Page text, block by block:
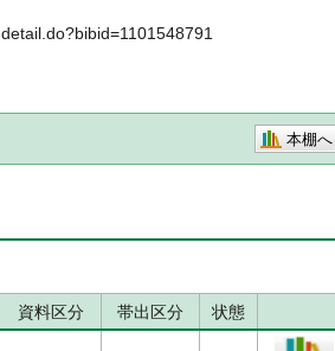
本棚へ
資料区分 帯出区分 状態